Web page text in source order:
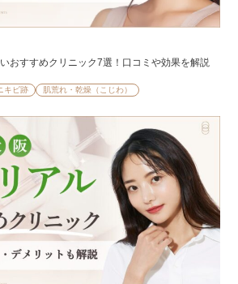
おすすめクリニック7選！口コミや効果を解説
キビ跡 肌荒れ・乾燥（こじわ）